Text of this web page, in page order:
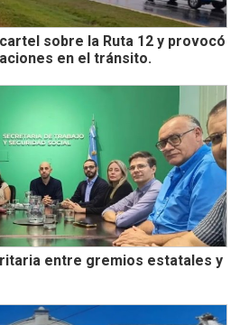
sobre la Ruta 12 y provocó
en el tránsito.
entre gremios estatales y